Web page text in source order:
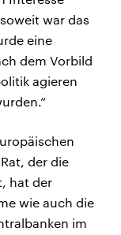
war das
eine
dem Vorbild
agieren
der die
hat der
wie auch die
im